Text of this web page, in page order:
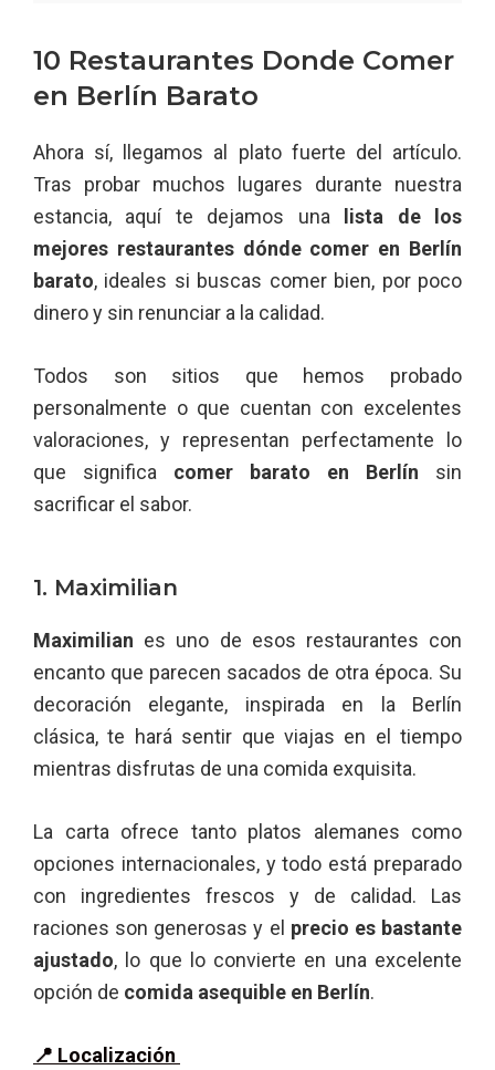
10 Restaurantes Donde Comer
en Berlín Barato
Ahora sí, llegamos al plato fuerte del artículo.
Tras probar muchos lugares durante nuestra
estancia, aquí te dejamos una
lista de los
mejores restaurantes dónde comer en Berlín
barato, ideales si buscas comer bien, por poco
dinero y sin renunciar a la calidad.
Todos son sitios que hemos probado
personalmente o que cuentan con excelentes
valoraciones, y representan perfectamente lo
que significa comer barato en Berlín sin
sacrificar el sabor.
1. Maximilian
Maximilian es uno de esos restaurantes con
encanto que parecen sacados de otra época. Su
decoración elegante, inspirada en la Berlín
clásica, te hará sentir que viajas en el tiempo
mientras disfrutas de una comida exquisita.
La carta ofrece tanto platos alemanes como
opciones internacionales, y todo está preparado
con ingredientes frescos y de calidad. Las
raciones son generosas y el precio es bastante
ajustado, lo que lo convierte en una excelente
opción de comida asequible en Berlín.
📍 Localización